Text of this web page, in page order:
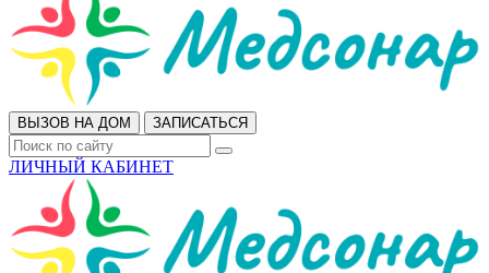
ВЫЗОВ НА ДОМ ЗАПИСАТЬСЯ
ЛИЧНЫЙ КАБИНЕТ